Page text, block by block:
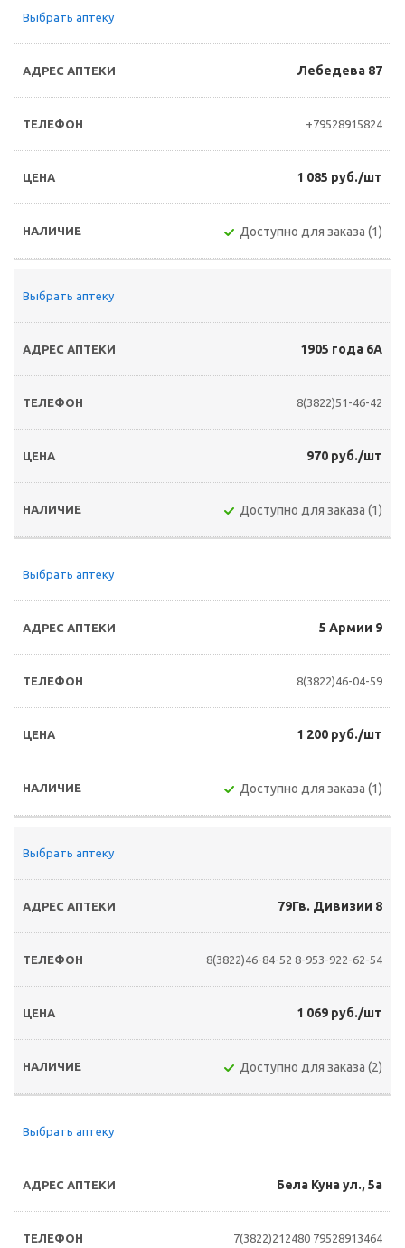
Выбрать аптеку
Лебедева 87
+79528915824
1 085 руб./шт
Доступно для заказа (1)
Выбрать аптеку
1905 года 6А
8(3822)51-46-42
970 руб./шт
Доступно для заказа (1)
Выбрать аптеку
5 Армии 9
8(3822)46-04-59
1 200 руб./шт
Доступно для заказа (1)
Выбрать аптеку
79Гв. Дивизии 8
8(3822)46-84-52 8-953-922-62-54
1 069 руб./шт
Доступно для заказа (2)
Выбрать аптеку
Бела Куна ул., 5а
7(3822)212480 79528913464